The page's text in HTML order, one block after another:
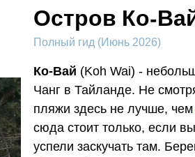
Остров Ко-
Полный гид (Июнь 2026)
Ко-Вай (Koh Wai) -
Чанг в Тайланде. Не
пляжи здесь не лучше, чем
сюда стоит только, если
успели заскучать там.